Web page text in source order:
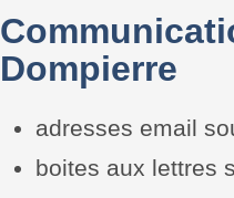
Dompierre
adresses email
boites aux lettres